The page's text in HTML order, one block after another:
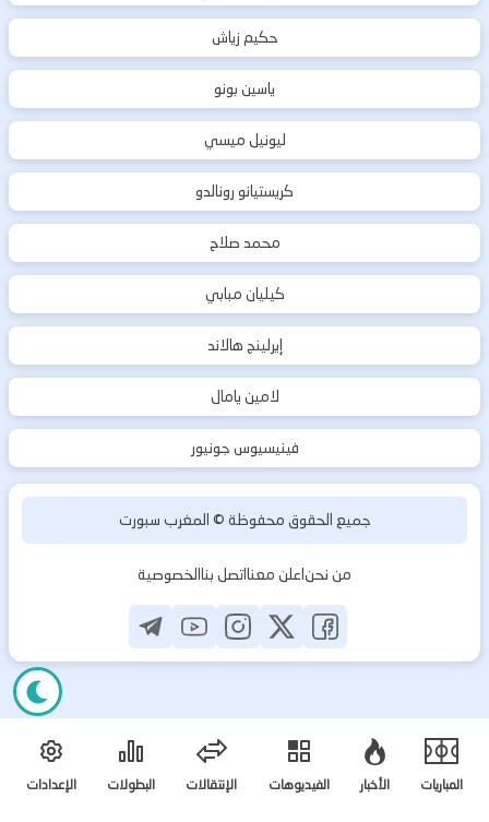
حكيم زياش
ياسين بونو
ليونيل ميسي
كريستيانو رونالدو
محمد صلاح
كيليان مبابي
إيرلينج هالاند
لامين يامال
فينيسيوس جونيور
جميع الحقوق محفوظة ©المغرب سبورت
من نحناعلن معنااتصل بناالخصوصية
المباريات الأخبار الفيديوهات الإنتقالات البطولات الإعدادات